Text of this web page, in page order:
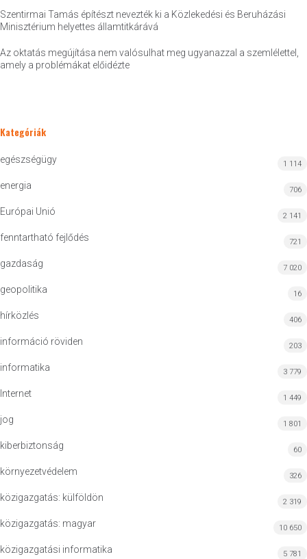
Szentirmai Tamás építészt nevezték ki a Közlekedési és Beruházási
Minisztérium helyettes államtitkárává
Az oktatás megújítása nem valósulhat meg ugyanazzal a szemlélettel,
amely a problémákat előidézte
Kategóriák
egészségügy 1 114
energia 706
Európai Unió 2 141
fenntartható fejlődés 721
gazdaság 7 020
geopolitika 16
hírközlés 406
információ röviden 203
informatika 3 779
Internet 1 449
jog 1 801
kiberbiztonság 60
környezetvédelem 326
közigazgatás: külföldön 2 319
közigazgatás: magyar 10 650
közigazgatási informatika 5 781